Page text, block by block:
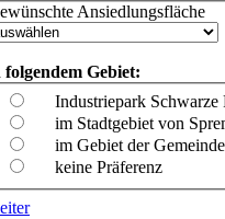
Ansiedlungsfläche
folgendem Gebiet:
Industriepark Schwarze
im Stadtgebiet von
im Gebiet der
keine Präferenz